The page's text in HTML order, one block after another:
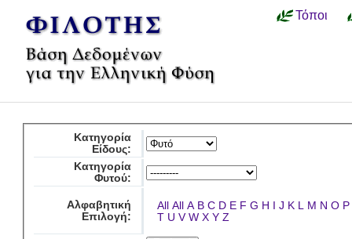
Τόποι
Κατηγορία
Είδους:
Κατηγορία
Φυτού:
Αλφαβητική
Επιλογή:
All All A B C D E F G H I J K L M N O P
T U V W X Y Z